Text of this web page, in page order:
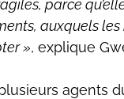
parce
auxquels les
», explique
agents